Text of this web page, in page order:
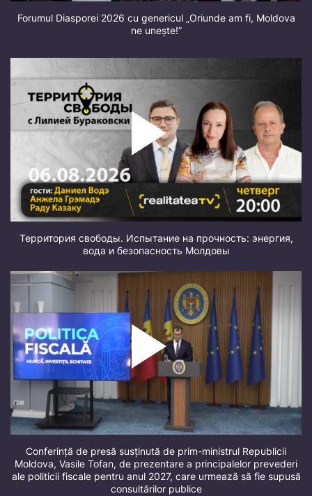
Forumul Diasporei 2026 cu genericul „Oriunde am fi, Moldova
ne unește!”
Территория свободы. Испытание на прочность: энергия,
вода и безопасность Молдовы
Conferință de presă susținută de prim-ministrul Republicii
Moldova, Vasile Tofan, de prezentare a principalelor prevederi
ale politicii fiscale pentru anul 2027, care urmează să fie supusă
consultărilor publice